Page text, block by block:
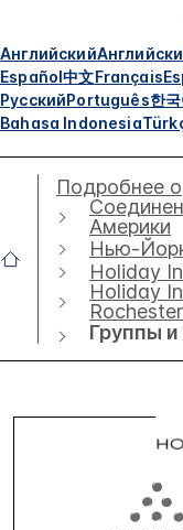
Английский
Español中文Français
РусскийPortuguês한
Bahasa Indonesia
Подробнее о
Америки
Нью-
Holiday
Holiday
Группы